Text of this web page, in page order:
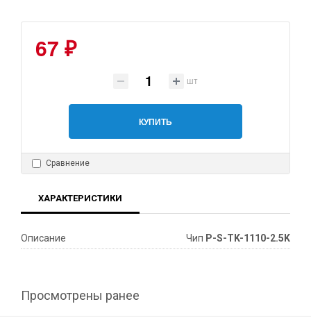
67 ₽
шт
КУПИТЬ
Сравнение
ХАРАКТЕРИСТИКИ
Описание Чип P-S-TK-1110-2.5K
Просмотрены ранее